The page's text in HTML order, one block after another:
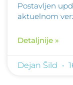
Postavljen
aktuelnom
Detaljnije »
Dejan Šild